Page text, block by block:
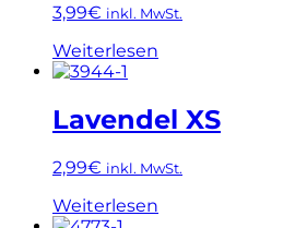
3,99€ inkl. MwSt.
Weiterlesen
Lavendel XS
2,99€ inkl. MwSt.
Weiterlesen